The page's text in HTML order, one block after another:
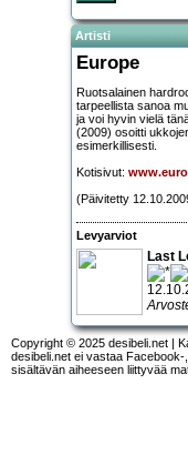
Artisti
Europe
Ruotsalainen
tarpeellista sanoa
ja voi hyvin vielä
(2009) osoitti
esimerkillisesti.
Kotisivut:
(Päivitetty
Levyarviot
Last
Copyright © 2025 desibeli.net |
desibeli.net ei vastaa
sisältävän aiheeseen liittyvää